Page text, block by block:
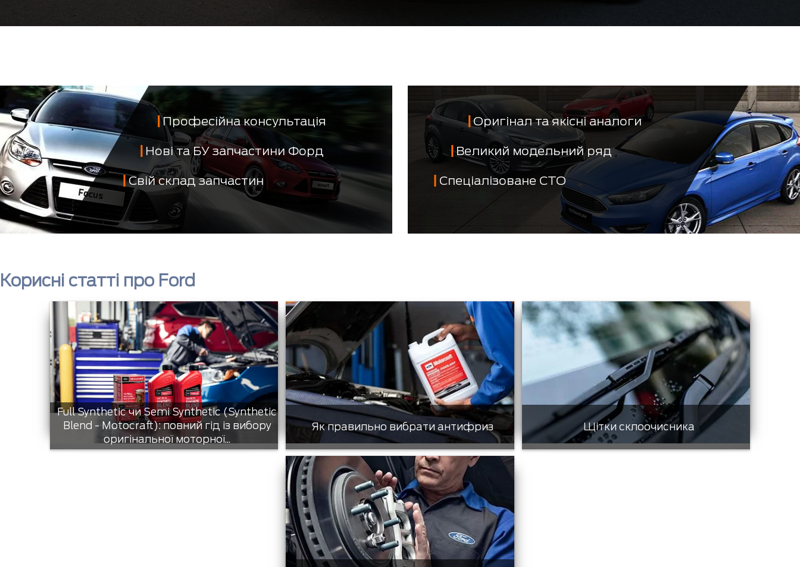
Професійна консультація
Нові та БУ запчастини Форд
Свій склад запчастин
Оригінал та якісні аналоги
Великий модельний ряд
Спеціалізоване СТО
Корисні статті про Ford
Full Synthetic чи Semi Synthetic (Synthetic
Blend - Motocraft): повний гід із вибору
оригінальної моторної...
Як правильно вибрати антифриз Щітки склоочисника